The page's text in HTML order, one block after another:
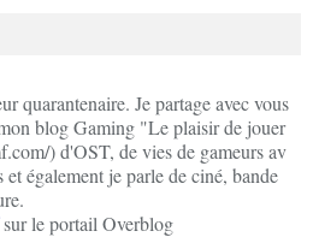
quarantenaire. Je partage avec vous
blog Gaming "Le plaisir de jouer
) d'OST, de vies de gameurs av
également je parle de ciné, bande
sur le portail Overblog